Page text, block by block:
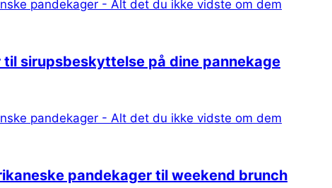
til sirupsbeskyttelse på dine pannekage
pandekager til weekend brunch